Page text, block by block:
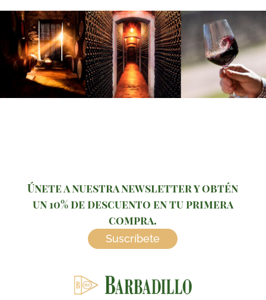
Únete a nuestra newsletter y obtén
un 10% de descuento en tu primera
compra.
Suscríbete